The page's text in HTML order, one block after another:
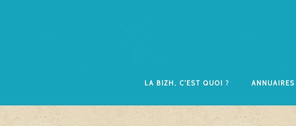
La Bizh, c’est quoi ? Annuaires